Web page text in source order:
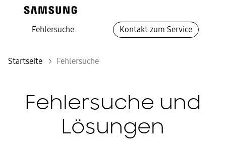
Fehlersuche Kontakt zum Service
Startseite Fehlersuche
Fehlersuche und
Lösungen